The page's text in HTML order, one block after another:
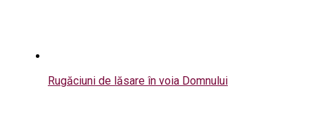
Rugăciuni de lăsare în voia Domnului